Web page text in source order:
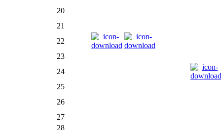
20
21
22
23
24
25
26
27
28